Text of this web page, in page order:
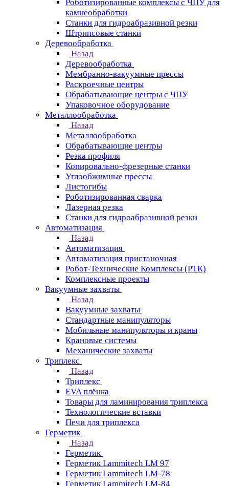
Роботизированные комплексы с ЧПУ для
камнеобработки
Станки для гидроабразивной резки
Штрипсовые станки
Деревообработка
Назад
Деревообработка
Мембранно-вакуумные прессы
Раскроечные центры
Обрабатывающие центры с ЧПУ
Упаковочное оборудование
Металлообработка
Назад
Металлообработка
Обрабатывающие центры
Резка профиля
Копировально-фрезерные станки
Углообжимные прессы
Листогибы
Роботизированная сварка
Лазерная резка
Станки для гидроабразивной резки
Автоматизация
Назад
Автоматизация
Автоматизация пристаночная
Робот-Технические Комплексы (РТК)
Комплексные проекты
Вакуумные захваты
Назад
Вакуумные захваты
Стандартные манипуляторы
Мобильные манипуляторы и краны
Крановые сиcтемы
Механические захваты
Триплекс
Назад
Триплекс
EVA плёнка
Товары для ламинирования триплекса
Технологические вставки
Печи для триплекса
Герметик
Назад
Герметик
Герметик Lammitech LM 97
Герметик Lammitech LM-78
Герметик Lammitech LM-84